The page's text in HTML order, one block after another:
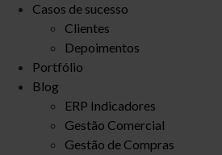
Casos de sucesso
Clientes
Depoimentos
Portfólio
Blog
ERP Indicadores
Gestão Comercial
Gestão de Compras